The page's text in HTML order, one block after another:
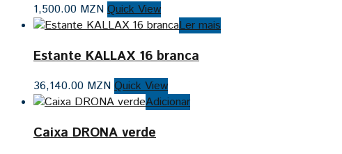
1,500.00 MZN Quick View
Ler mais
Estante KALLAX 16 branca
36,140.00 MZN Quick View
Adicionar
Caixa DRONA verde